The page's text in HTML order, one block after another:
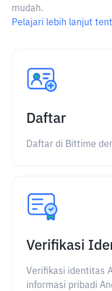
mudah.
Pelajari lebih lanjut
Daftar
Daftar di Bittime
Verifikasi
Verifikasi identitas
informasi pribadi